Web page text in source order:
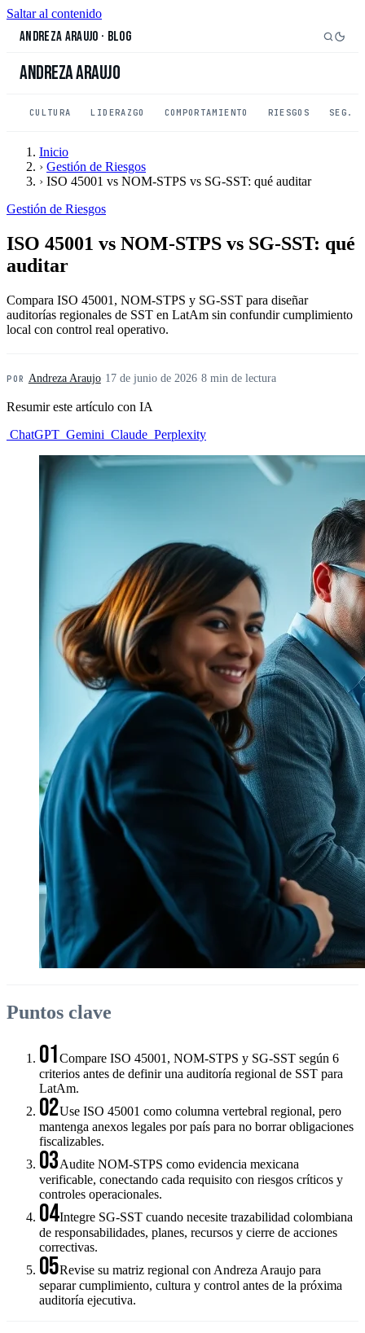
Saltar al contenido
Andreza Araujo · Blog
Andreza Araujo
CULTURA LIDERAZGO COMPORTAMIENTO RIESGOS SEG.
Inicio
› Gestión de Riesgos
› ISO 45001 vs NOM-STPS vs SG-SST: qué auditar
Gestión de Riesgos
ISO 45001 vs NOM-STPS vs SG-SST: qué
auditar
Compara ISO 45001, NOM-STPS y SG-SST para diseñar
auditorías regionales de SST en LatAm sin confundir cumplimiento
local con control real operativo.
POR Andreza Araujo· 17 de junio de 2026· 8 min de lectura
Resumir este artículo con IA
ChatGPT Gemini Claude Perplexity
Puntos clave
01Compare ISO 45001, NOM-STPS y SG-SST según 6
criterios antes de definir una auditoría regional de SST para
LatAm.
02Use ISO 45001 como columna vertebral regional, pero
mantenga anexos legales por país para no borrar obligaciones
fiscalizables.
03Audite NOM-STPS como evidencia mexicana
verificable, conectando cada requisito con riesgos críticos y
controles operacionales.
04Integre SG-SST cuando necesite trazabilidad colombiana
de responsabilidades, planes, recursos y cierre de acciones
correctivas.
05Revise su matriz regional con Andreza Araujo para
separar cumplimiento, cultura y control antes de la próxima
auditoría ejecutiva.